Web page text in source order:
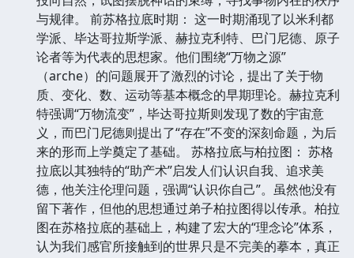
与规律。 前苏格拉底时期： 这一时期涌现了以米利都
学派、毕达哥拉斯学派、赫拉克利特、巴门尼德、原子
论者等为代表的思想家。他们围绕“万物之源”
（arche）的问题展开了激烈的讨论，提出了关于物
质、变化、数、运动等基本概念的早期理论。赫拉克利
特强调“万物流变”，毕达哥拉斯则发现了数的宇宙意
义，而巴门尼德则提出了“存在”不变的深刻命题，为后
来的形而上学奠定了基础。 苏格拉底与柏拉图： 苏格
拉底以其独特的“助产术”启发人们认识自我、追求美
德，他关注伦理问题，强调“认识你自己”。虽然他没有
留下著作，但他的思想通过弟子柏拉图得以传承。柏拉
图在苏格拉底的基础上，构建了宏大的“理念论”体系，
认为我们感官所接触到的世界只是不完美的摹本，真正